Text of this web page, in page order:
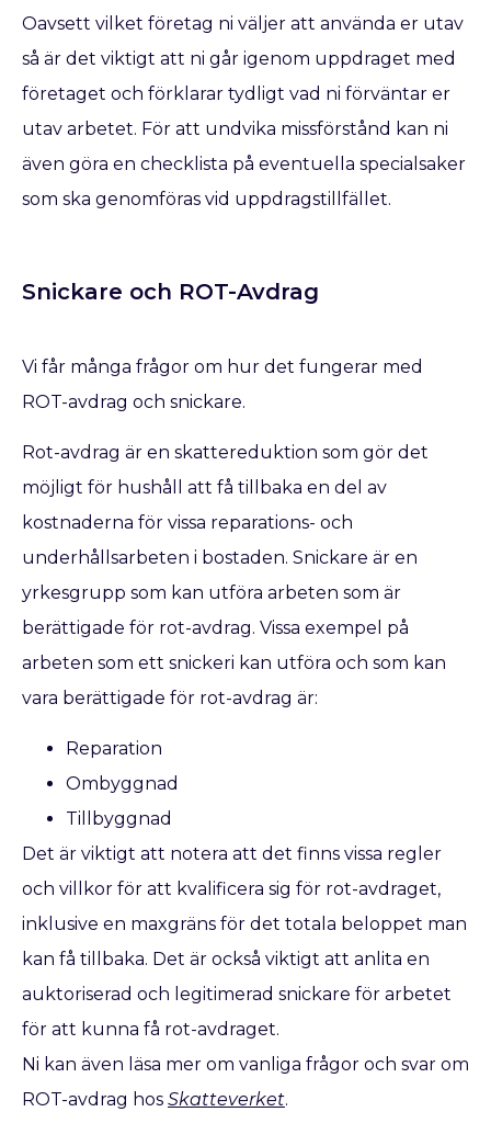
Oavsett vilket företag ni väljer att använda er utav
så är det viktigt att ni går igenom uppdraget med
företaget och förklarar tydligt vad ni förväntar er
utav arbetet. För att undvika missförstånd kan ni
även göra en checklista på eventuella specialsaker
som ska genomföras vid uppdragstillfället.
Snickare och ROT-Avdrag
Vi får många frågor om hur det fungerar med
ROT-avdrag och snickare.
Rot-avdrag är en skattereduktion som gör det
möjligt för hushåll att få tillbaka en del av
kostnaderna för vissa reparations- och
underhållsarbeten i bostaden. Snickare är en
yrkesgrupp som kan utföra arbeten som är
berättigade för rot-avdrag. Vissa exempel på
arbeten som ett snickeri kan utföra och som kan
vara berättigade för rot-avdrag är:
Reparation
Ombyggnad
Tillbyggnad
Det är viktigt att notera att det finns vissa regler
och villkor för att kvalificera sig för rot-avdraget,
inklusive en maxgräns för det totala beloppet man
kan få tillbaka. Det är också viktigt att anlita en
auktoriserad och legitimerad snickare för arbetet
för att kunna få rot-avdraget.
Ni kan även läsa mer om vanliga frågor och svar om
ROT-avdrag hos Skatteverket.